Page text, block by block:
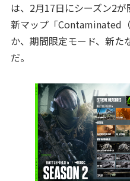
は、2月17日にシーズン2が
新マップ「Contaminated
か、期間限定モード、新た
だ。